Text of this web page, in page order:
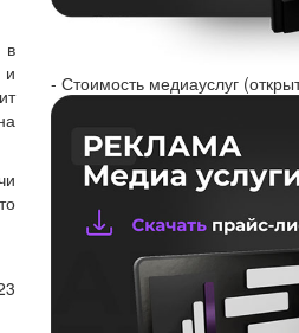
в
- Стоимость медиауслуг